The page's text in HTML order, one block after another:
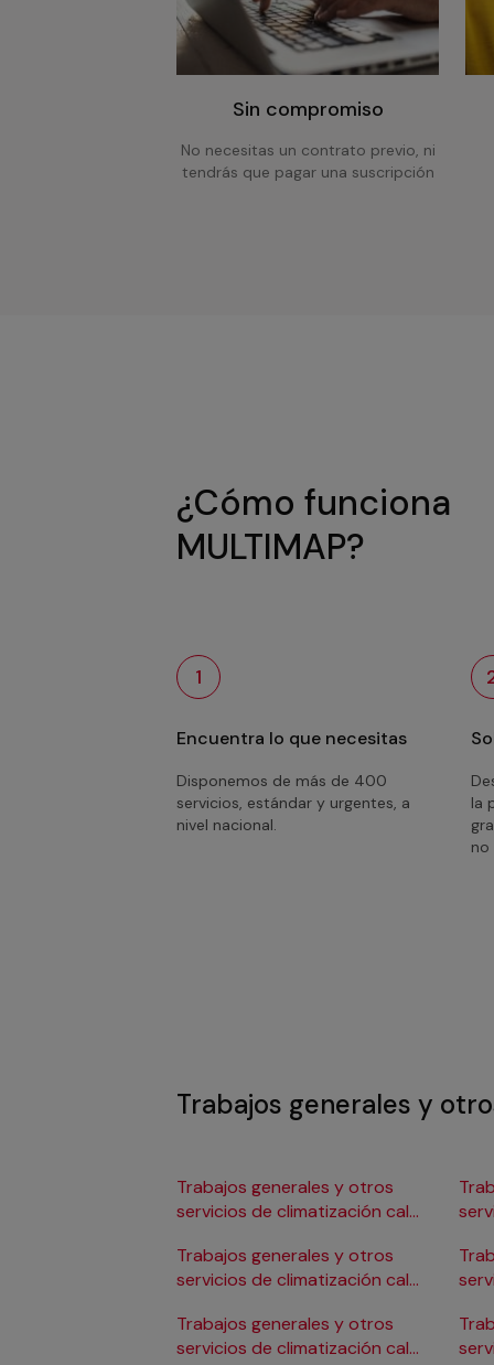
Sin compromiso
No necesitas un contrato previo, ni
tendrás que pagar una suscripción
¿Cómo funciona
MULTIMAP?
1
Encuentra lo que necesitas
Disponemos de más de 400
servicios, estándar y urgentes, a
nivel nacional.
la
no
Trabajos generales y
Trabajos generales y otros
servicios de climatización calor
Trabajos generales y otros
servicios de climatización calor
Trabajos generales y otros
servicios de climatización calor